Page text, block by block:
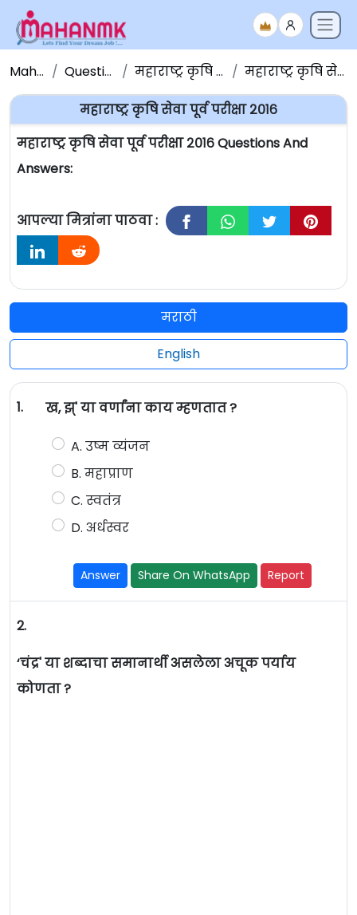
Maha NMK Question Papers महाराष्ट्र कृषि सेवा प्रश्नपत्रिका महाराष्ट्र कृषि सेवा पूर्व परीक्षा २०१६
महाराष्ट्र कृषि सेवा पूर्व परीक्षा २०१६
महाराष्ट्र कृषि सेवा पूर्व परीक्षा २०१६ Questions And
Answers:
आपल्या मित्रांना पाठवा :
मराठी
English
1. ख, झ्' या वर्णांना काय म्हणतात ?
A. उष्म व्यंजन
B. महाप्राण
C. स्वतंत्र
D. अर्धस्वर
Answer Share On WhatsApp Report
2.
‘चंद्र' या शब्दाचा समानार्थी असलेला अचूक पर्याय
कोणता ?